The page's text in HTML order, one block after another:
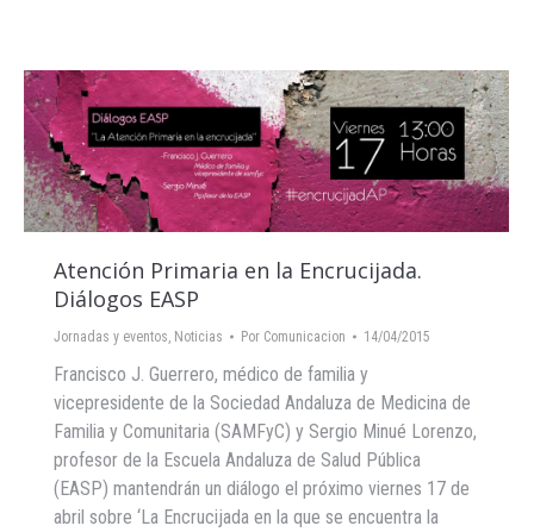
Atención Primaria en la Encrucijada.
Diálogos EASP
Jornadas y eventos Noticias Por Comunicacion 14/04/2015
Francisco J. Guerrero, médico de familia y
vicepresidente de la Sociedad Andaluza de Medicina de
Familia y Comunitaria (SAMFyC) y Sergio Minué Lorenzo,
profesor de la Escuela Andaluza de Salud Pública
(EASP) mantendrán un diálogo el próximo viernes 17 de
abril sobre ‘La Encrucijada en la que se encuentra la